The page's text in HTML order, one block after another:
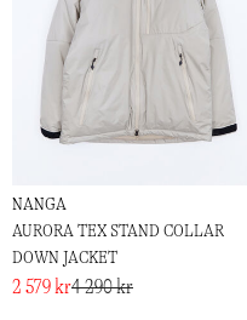
NANGA
AURORA TEX STAND COLLAR
DOWN JACKET
2 579 kr4 290 kr